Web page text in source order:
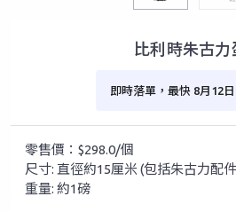
比利時朱古力
即時落單，最快 8月12
零售價：$298.0/個
尺寸: 直徑約15厘米 (包括朱古力配
重量: 約1磅